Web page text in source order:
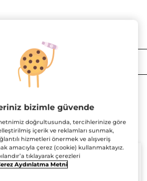
SIRALAMA
bizimle güvende
doğrultusunda, tercihlerinize göre
içerik ve reklamları sunmak,
hizmetleri önermek ve alışveriş
amacıyla çerez (cookie) kullanmaktayız.
tıklayarak çerezleri
Aydınlatma Metni